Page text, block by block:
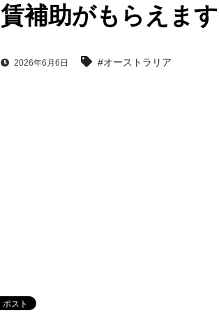
賃補助がもらえま
2026年6月6日 #オーストラリア